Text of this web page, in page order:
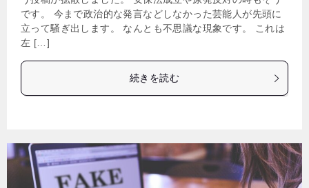
です。 今まで政治的な発言などしなかった芸能人が先頭に
立って騒ぎ出します。 なんとも不思議な現象です。 これは
左 […]
続きを読む